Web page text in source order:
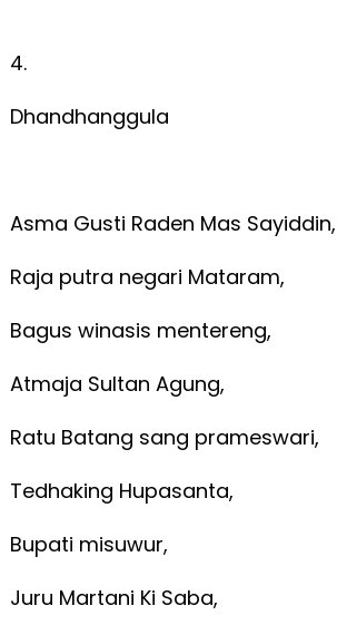
4.
Dhandhanggula
Asma Gusti Raden Mas Sayiddin,
Raja putra negari Mataram,
Bagus winasis mentereng,
Atmaja Sultan Agung,
Ratu Batang sang prameswari,
Tedhaking Hupasanta,
Bupati misuwur,
Juru Martani Ki Saba,